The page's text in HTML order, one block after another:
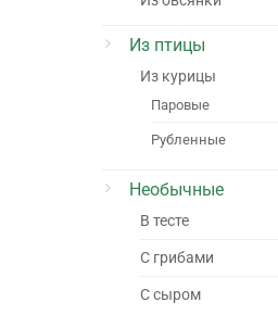
Из птицы
Из курицы
Паровые
Рубленные
Необычные
В тесте
С грибами
С сыром